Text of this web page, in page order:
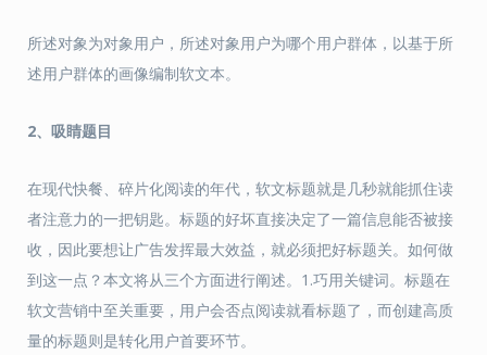
所述对象为对象用户，所述对象用户为哪个用户群体，以基于所
述用户群体的画像编制软文本。
2、 吸睛题目
在现代快餐、碎片化阅读的年代，软文标题就是几秒就能抓住读
者注意力的一把钥匙。标题的好坏直接决定了一篇信息能否被接
收，因此要想让广告发挥最大效益，就必须把好标题关。如何做
到这一点？本文将从三个方面进行阐述。1.巧用关键词。标题在
软文营销中至关重要，用户会否点阅读就看标题了，而创建高质
量的标题则是转化用户首要环节。